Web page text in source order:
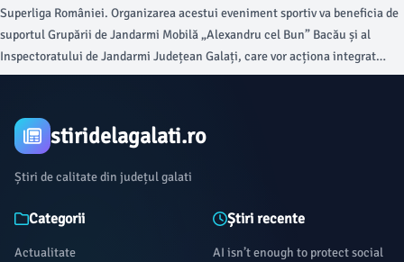
Superliga României. Organizarea acestui eveniment sportiv va beneficia de
suportul Grupării de Jandarmi Mobilă „Alexandru cel Bun” Bacău și al
Inspectoratului de Jandarmi Județean Galați, care vor acționa integrat
pentru asigurarea ordinii publice, conform informațiilor oferite de viata-
stiridelagalati.ro
Știri de calitate din județul galati
Categorii
Actualitate
Știri recente
AI isn’t enough to protect social